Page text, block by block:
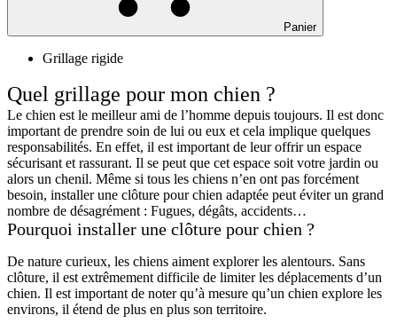
Panier
Grillage rigide
Quel grillage pour mon chien ?
Le chien est le meilleur ami de l’homme depuis toujours. Il est donc
important de prendre soin de lui ou eux et cela implique quelques
responsabilités. En effet, il est important de leur offrir un espace
sécurisant et rassurant. Il se peut que cet espace soit votre jardin ou
alors un chenil. Même si tous les chiens n’en ont pas forcément
besoin, installer une clôture pour chien adaptée peut éviter un grand
nombre de désagrément : Fugues, dégâts, accidents…
Pourquoi installer une clôture pour chien ?
De nature curieux, les chiens aiment explorer les alentours. Sans
clôture, il est extrêmement difficile de limiter les déplacements d’un
chien. Il est important de noter qu’à mesure qu’un chien explore les
environs, il étend de plus en plus son territoire.